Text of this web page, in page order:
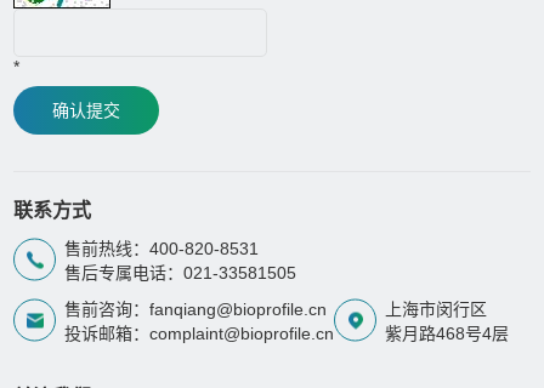
*
确认提交
联系方式
售前热线：400-820-8531
售后专属电话：021-33581505
售前咨询：fanqiang@bioprofile.cn
投诉邮箱：complaint@bioprofile.cn
上海市闵行区
紫月路468号4层